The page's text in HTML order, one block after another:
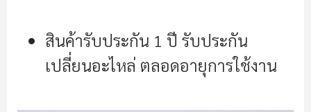
สินค้ารับประกัน 1 ปี รับประกัน
เปลี่ยนอะไหล่ ตลอดอายุการใช้งาน